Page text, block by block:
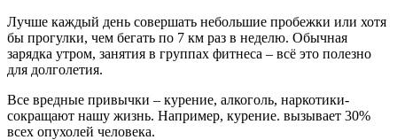
Лучше каждый день совершать небольшие пробежки или хотя
бы прогулки, чем бегать по 7 км раз в неделю. Обычная
зарядка утром, занятия в группах фитнеса – всё это полезно
для долголетия.
Все вредные привычки – курение, алкоголь, наркотики-
сокращают нашу жизнь. Например, курение. вызывает 30%
всех опухолей человека.